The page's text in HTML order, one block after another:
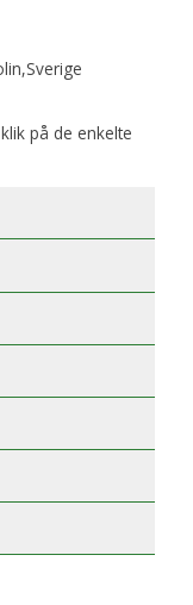
på de enkelte